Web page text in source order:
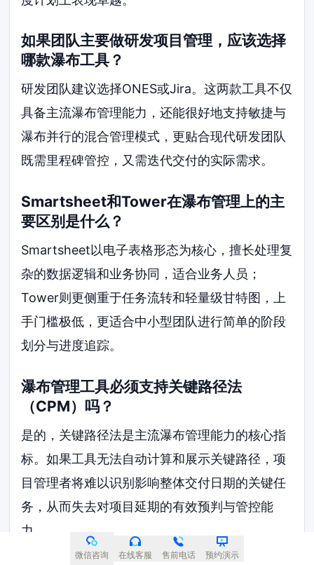
如果团队主要做研发项目管理，应该选择
哪款瀑布工具？
研发团队建议选择ONES或Jira。这两款工具不仅
具备主流瀑布管理能力，还能很好地支持敏捷与
瀑布并行的混合管理模式，更贴合现代研发团队
既需里程碑管控，又需迭代交付的实际需求。
Smartsheet和Tower在瀑布管理上的主
要区别是什么？
Smartsheet以电子表格形态为核心，擅长处理复
杂的数据逻辑和业务协同，适合业务人员；
Tower则更侧重于任务流转和轻量级甘特图，上
手门槛极低，更适合中小型团队进行简单的阶段
划分与进度追踪。
瀑布管理工具必须支持关键路径法
（CPM）吗？
是的，关键路径法是主流瀑布管理能力的核心指
标。如果工具无法自动计算和展示关键路径，项
目管理者将难以识别影响整体交付日期的关键任
务，从而失去对项目延期的有效预判与管控能
力。
微信咨询 在线客服 售前电话 预约演示